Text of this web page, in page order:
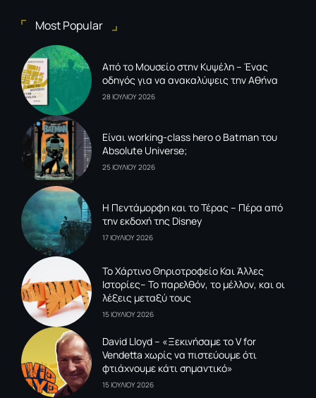
Most Popular
Από το Μουσείο στην Κυψέλη – Ένας
οδηγός για να ανακαλύψεις την Αθήνα
28 ΙΟΥΛΙΟΥ 2026
Είναι working-class hero ο Batman του
Absolute Universe;
25 ΙΟΥΛΙΟΥ 2026
Η Πεντάμορφη και το Τέρας – Πέρα από
την εκδοχή της Disney
17 ΙΟΥΛΙΟΥ 2026
To Xάρτινο Θηριοτροφείο Και Άλλες
Ιστορίες– Το παρελθόν, το μέλλον, και οι
λέξεις μεταξύ τους
15 ΙΟΥΛΙΟΥ 2026
David Lloyd – «Ξεκινήσαμε το V for
Vendetta χωρίς να πιστεύουμε ότι
φτιάχνουμε κάτι σημαντικό»
15 ΙΟΥΛΙΟΥ 2026